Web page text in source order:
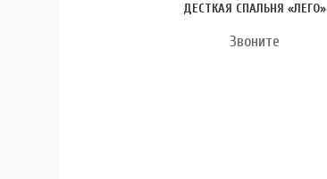
ДЕСТКАЯ СПАЛЬНЯ «ЛЕГО»
Звоните